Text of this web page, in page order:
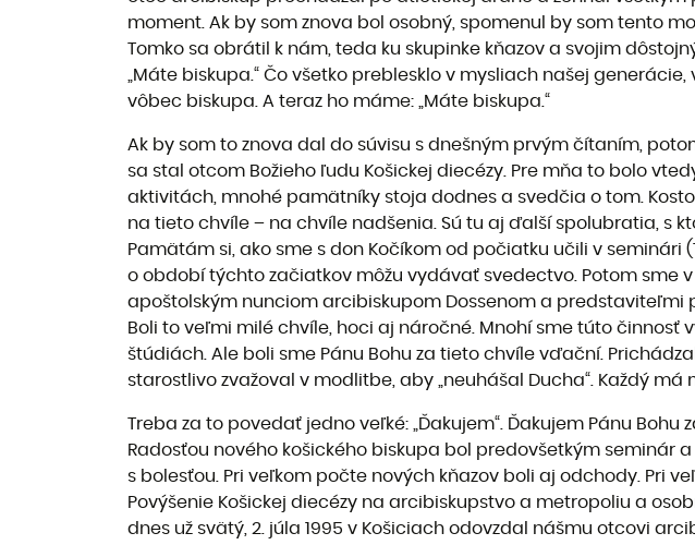
moment. Ak by som znova bol osobný, spomenul by som tento
Tomko sa obrátil k nám, teda ku skupinke kňazov a svojim
„Máte biskupa.“ Čo všetko preblesklo v mysliach našej
vôbec biskupa. A teraz ho máme: „Máte biskupa.“
Ak by som to znova dal do súvisu s dnešným prvým čítaním,
sa stal otcom Božieho ľudu Košickej diecézy. Pre mňa to bolo
aktivitách, mnohé pamätníky stoja dodnes a svedčia o tom.
na tieto chvíle – na chvíle nadšenia. Sú tu aj ďalší spolubratia, s
Pamätám si, ako sme s don Kočíkom od počiatku učili v seminári
o období týchto začiatkov môžu vydávať svedectvo. Potom sme
apoštolským nunciom arcibiskupom Dossenom a
Boli to veľmi milé chvíle, hoci aj náročné. Mnohí sme túto
štúdiách. Ale boli sme Pánu Bohu za tieto chvíle vďační.
starostlivo zvažoval v modlitbe, aby „neuhášal Ducha“. Každý
Treba za to povedať jedno veľké: „Ďakujem“. Ďakujem Pánu
Radosťou nového košického biskupa bol predovšetkým seminár
s bolesťou. Pri veľkom počte nových kňazov boli aj odchody. Pri
Povýšenie Košickej diecézy na arcibiskupstvo a metropoliu a
dnes už svätý, 2. júla 1995 v Košiciach odovzdal nášmu otcovi